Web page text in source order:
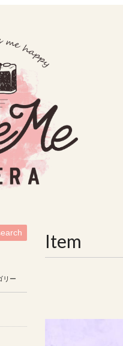
Item
リー